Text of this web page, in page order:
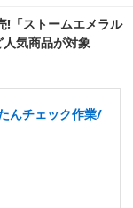
!「ストームエメラル
気商品が対象
んチェック作業/